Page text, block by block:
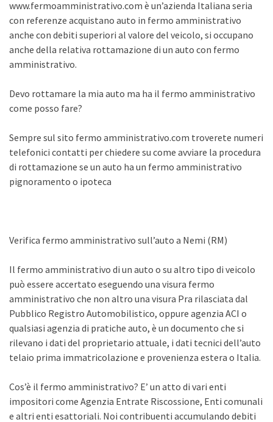
www.fermoamministrativo.com è un’azienda Italiana seria
con referenze acquistano auto in fermo amministrativo
anche con debiti superiori al valore del veicolo, si occupano
anche della relativa rottamazione di un auto con fermo
amministrativo.
Devo rottamare la mia auto ma ha il fermo amministrativo
come posso fare?
Sempre sul sito fermo amministrativo.com troverete numeri
telefonici contatti per chiedere su come avviare la procedura
di rottamazione se un auto ha un fermo amministrativo
pignoramento o ipoteca
Verifica fermo amministrativo sull’auto a Nemi (RM)
Il fermo amministrativo di un auto o su altro tipo di veicolo
può essere accertato eseguendo una visura fermo
amministrativo che non altro una visura Pra rilasciata dal
Pubblico Registro Automobilistico, oppure agenzia ACI o
qualsiasi agenzia di pratiche auto, è un documento che si
rilevano i dati del proprietario attuale, i dati tecnici dell’auto
telaio prima immatricolazione e provenienza estera o Italia.
Cos’è il fermo amministrativo? E’ un atto di vari enti
impositori come Agenzia Entrate Riscossione, Enti comunali
e altri enti esattoriali. Noi contribuenti accumulando debiti